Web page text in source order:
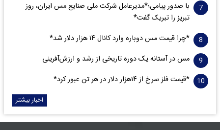
با صدور پیامی؛*مدیرعامل شرکت ملی صنایع مس ایران، روز
تبریز را تبریک گفت*
*چرا قیمت مس دوباره وارد کانال ۱۴ هزار دلار شد*
مس در آستانه یک دوره تاریخی از رشد و ارزش‌آفرینی
*قیمت فلز سرخ از ۱۴هزار دلار در هر تن عبور کرد*
اخبار بیشتر